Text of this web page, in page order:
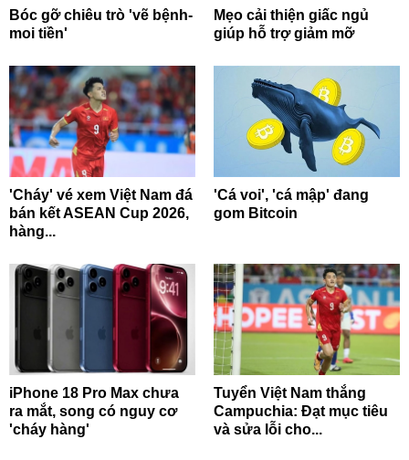
Bóc gỡ chiêu trò 'vẽ bệnh-
moi tiền'
Mẹo cải thiện giấc ngủ
giúp hỗ trợ giảm mỡ
'Cháy' vé xem Việt Nam đá
bán kết ASEAN Cup 2026,
hàng...
'Cá voi', 'cá mập' đang
gom Bitcoin
iPhone 18 Pro Max chưa
ra mắt, song có nguy cơ
'cháy hàng'
Tuyển Việt Nam thắng
Campuchia: Đạt mục tiêu
và sửa lỗi cho...